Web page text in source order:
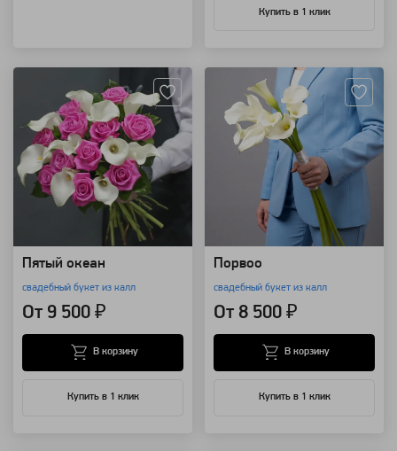
Купить в 1 клик
Пятый океан
свадебный букет из калл
От 9 500 ₽
Купить в 1 клик
В корзину
Порвоо
свадебный букет из калл
От 8 500 ₽
Купить в 1 клик
В корзину